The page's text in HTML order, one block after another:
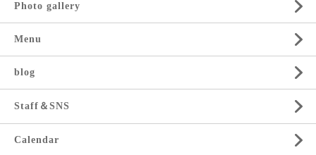
Photo gallery
Menu
blog
Staff＆SNS
Calendar